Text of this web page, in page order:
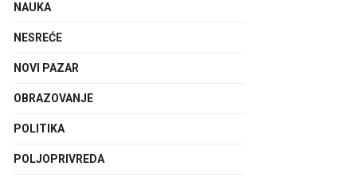
NAUKA
NESREĆE
NOVI PAZAR
OBRAZOVANJE
POLITIKA
POLJOPRIVREDA